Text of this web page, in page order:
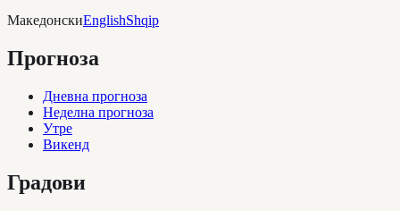
МакедонскиEnglishShqip
Прогноза
Дневна прогноза
Неделна прогноза
Утре
Викенд
Градови